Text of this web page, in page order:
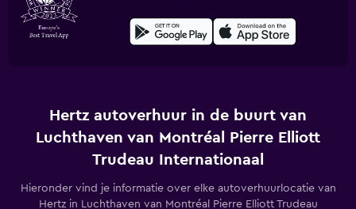
Hertz autoverhuur in de buurt van
Luchthaven van Montréal Pierre Elliott
Trudeau Internationaal
Hieronder vind je informatie over elke autoverhuurlocatie van
Hertz in Luchthaven van Montréal Pierre Elliott Trudeau